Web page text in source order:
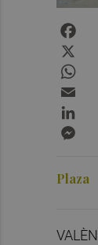
Plaza